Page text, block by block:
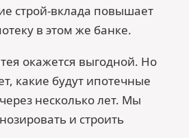
строй-вклада повышает
в этом же банке.
окажется выгодной. Но
какие будут ипотечные
несколько лет. Мы
и строить